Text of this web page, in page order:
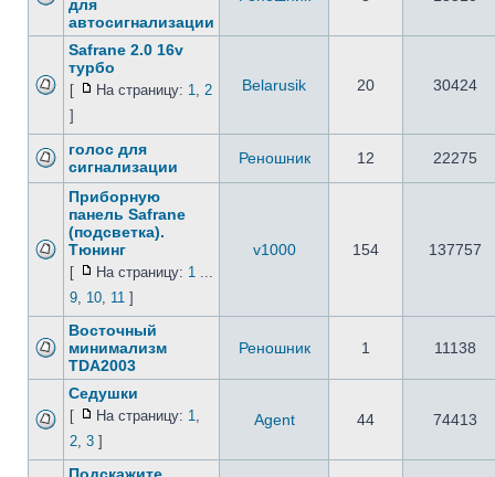
для
автосигнализации
Safrane 2.0 16v
турбо
[ На страницу: 1, 2
]
Belarusik 20 30424
голос для
сигнализации
Реношник 12 22275
Приборную
панель Safrane
(подсветка).
Тюнинг
[ На страницу: 1 ...
9, 10, 11 ]
v1000 154 137757
Восточный
минимализм
TDA2003
Реношник 1 11138
Седушки
[ На страницу: 1,
2, 3 ]
Agent 44 74413